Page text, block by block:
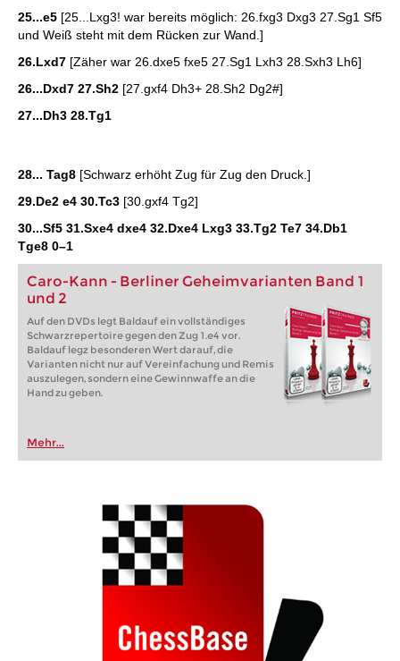
25...e5 [25...Lxg3! war bereits möglich: 26.fxg3 Dxg3 27.Sg1 Sf5
und Weiß steht mit dem Rücken zur Wand.]
26.Lxd7 [Zäher war 26.dxe5 fxe5 27.Sg1 Lxh3 28.Sxh3 Lh6]
26...Dxd7 27.Sh2 [27.gxf4 Dh3+ 28.Sh2 Dg2#]
27...Dh3 28.Tg1
28... Tag8 [Schwarz erhöht Zug für Zug den Druck.]
29.De2 e4 30.Tc3 [30.gxf4 Tg2]
30...Sf5 31.Sxe4 dxe4 32.Dxe4 Lxg3 33.Tg2 Te7 34.Db1
Tge8 0–1
Caro-Kann - Berliner Geheimvarianten Band 1
und 2
Auf den DVDs legt Baldauf ein vollständiges
Schwarzrepertoire gegen den Zug 1.e4 vor.
Baldauf legz besonderen Wert darauf, die
Varianten nicht nur auf Vereinfachung und Remis
auszulegen, sondern eine Gewinnwaffe an die
Hand zu geben.
Mehr...